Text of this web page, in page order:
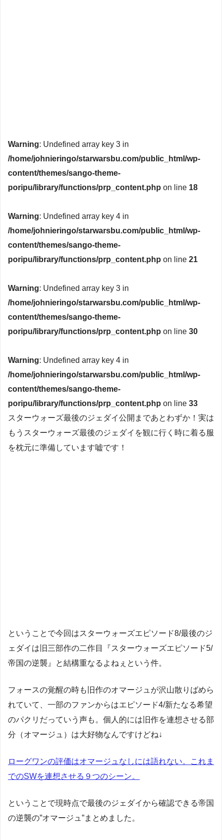
Warning: Undefined array key 3 in
/home/johnieringo/starwarsbu.com/public_html/wp-
content/themes/sango-theme-
poripu/library/functions/prp_content.php on line 18
Warning: Undefined array key 4 in
/home/johnieringo/starwarsbu.com/public_html/wp-
content/themes/sango-theme-
poripu/library/functions/prp_content.php on line 21
Warning: Undefined array key 3 in
/home/johnieringo/starwarsbu.com/public_html/wp-
content/themes/sango-theme-
poripu/library/functions/prp_content.php on line 30
Warning: Undefined array key 4 in
/home/johnieringo/starwarsbu.com/public_html/wp-
content/themes/sango-theme-
poripu/library/functions/prp_content.php on line 33
スターウォーズ最後のジェダイ公開まであとわずか！実は
もうスターウォーズ最後のジェダイを観に行く時に着る服
を枕元に準備しています嘘です！
ということで今回はスターウォーズエピソード8/最後のジ
ェダイは旧三部作の二作目『スターウォーズエピソード5/
帝国の逆襲』と結構重なるよねぇという件。
フォースの覚醒の時も旧作のオマージュが沢山散りばめら
れていて、一部のファンからはエピソード4/新たなる希望
のパクリだっていう声も。個人的には旧作を連想させる部
分（オマージュ）は大好物なんですけどね↓
ローグワンの評価はオマージュなしには語れない。これま
でのSWを連想させる９つのシーン。
ということで現時点で最後のジェダイから確認できる帝国
の逆襲の”オマージュ”まとめました。